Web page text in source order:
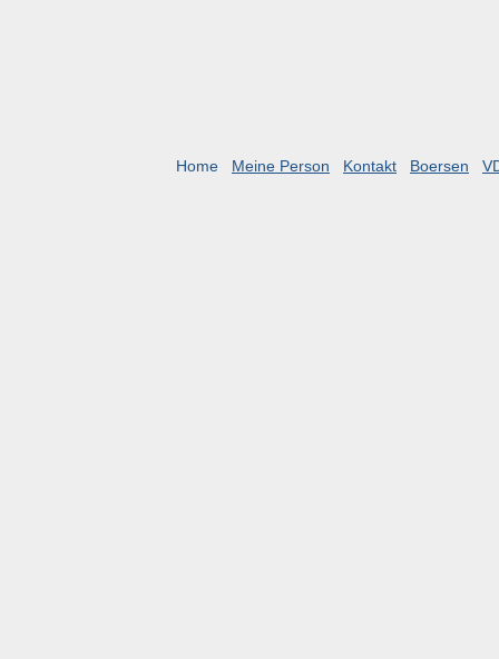
Home Meine Person Kontakt Boersen